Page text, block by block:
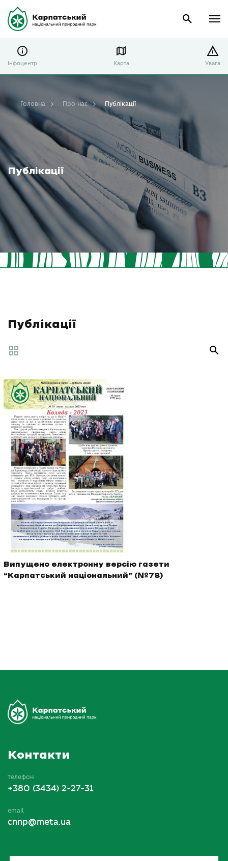
Інфоцентр Карта Увага
Публікації
Головна Про нас Публікації
Публікації
Випущено електронну версію газети
“Карпатський національний” (№78)
Контакти
телефон
+380 (3434) 2-27-31
email
cnnp@meta.ua